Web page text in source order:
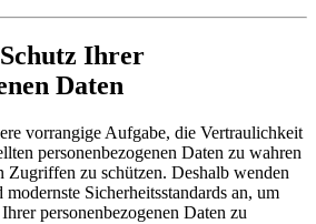
Ihrer
Daten
vorrangige Aufgabe, die Vertraulichkeit
personenbezogenen Daten zu wahren
Zugriffen zu schützen. Deshalb wenden
Sicherheitsstandards an, um
personenbezogenen Daten zu